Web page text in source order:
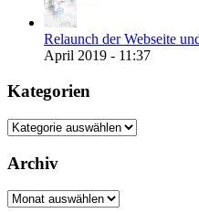
Relaunch der Webseite
April 2019 - 11:37
Kategorien
Kategorien
Archiv
Archiv